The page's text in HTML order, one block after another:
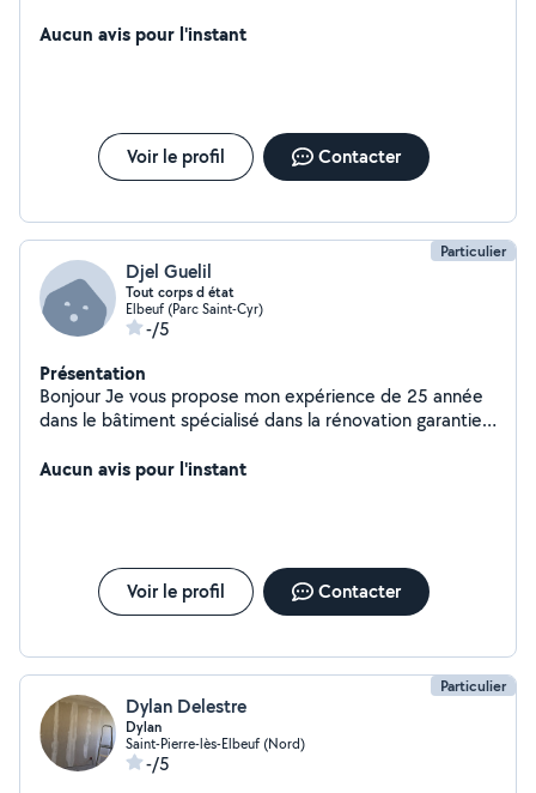
pour faire des livraisons.
Aucun avis pour l'instant
Voir le profil Contacter
Particulier
Djel Guelil
Tout corps d état
Elbeuf (Parc Saint-Cyr)
-/5
Présentation
Bonjour Je vous propose mon expérience de 25 année
dans le bâtiment spécialisé dans la rénovation garantie
Aucun avis pour l'instant
Voir le profil Contacter
Particulier
Dylan Delestre
Dylan
Saint-Pierre-lès-Elbeuf (Nord)
-/5